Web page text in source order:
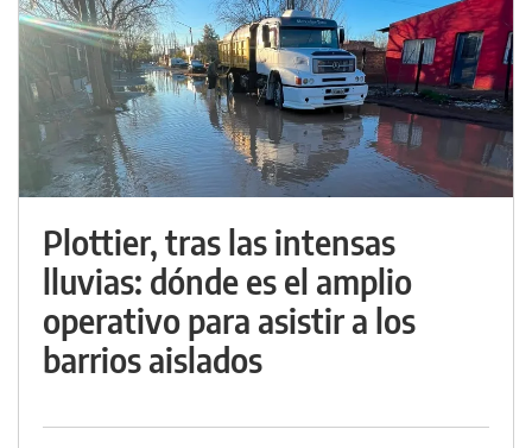
Plottier, tras las intensas
lluvias: dónde es el amplio
operativo para asistir a los
barrios aislados